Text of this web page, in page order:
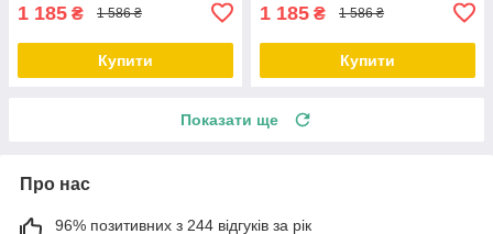
1 185 ₴ 1 586 ₴
Купити
1 185 ₴ 1 586 ₴
Купити
Показати ще
Про нас
96% позитивних з 244 відгуків за рік